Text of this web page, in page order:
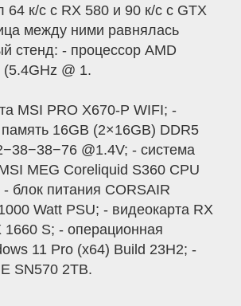
64 к/с с RX 580 и 90 к/с с GTX
между ними равнялась
стенд: - процессор AMD
@ 1.
MSI PRO X670-P WIFI; -
16GB (2×16GB) DDR5
@1.4V; - система
MEG Coreliquid S360 CPU
блок питания CORSAIR
Watt PSU; - видеокарта RX
1660 S; - операционная
11 Pro (x64) Build 23H2; -
SN570 2TB.